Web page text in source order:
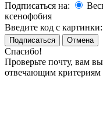
Подписаться на:
ксенофобия
Введите код с картинки:
Подписаться
Отмена
Спасибо!
Проверьте почту, вам
отвечающим критериям